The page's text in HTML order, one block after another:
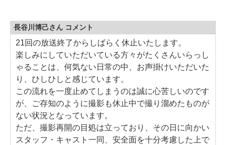
長谷川博己さん コメント
21回の放送終了からしばらく休止いたします。
楽しみにしていただいている方々がたくさんいらっし
ゃることは、何気ない日常の中、お声掛けいただいた
り、ひしひしと感じています。
この流れを一度止めてしまうのは誠に心苦しいのです
が、ご存知のように撮影も休止中で撮り溜めたものが
ない状況となっています。
ただ、撮影再開の目処は立っており、その日に向かい
スタッフ・キャスト一同、安全面を十分考慮した上で